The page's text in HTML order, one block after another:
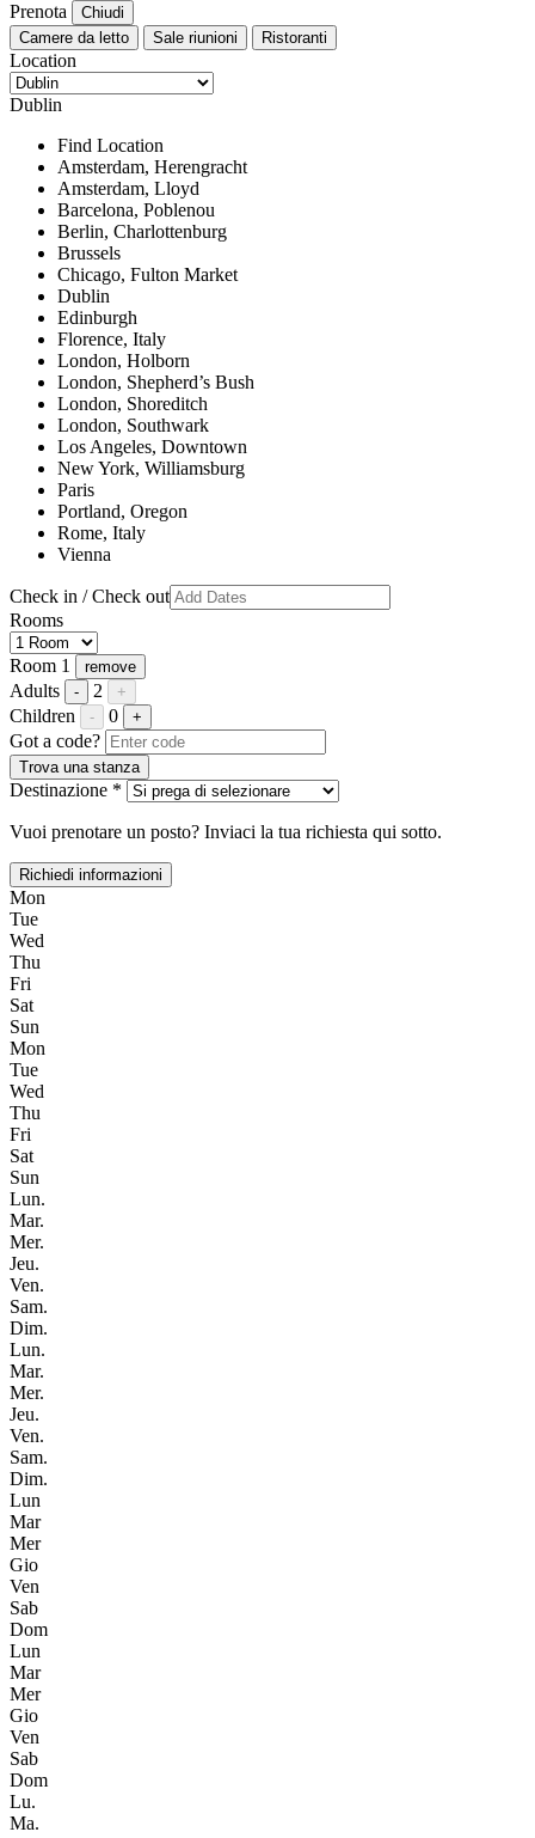
Prenota
Chiudi
Camere da letto
Sale riunioni Ristoranti
Location
Dublin
Find Location
Amsterdam, Herengracht
Amsterdam, Lloyd
Barcelona, Poblenou
Berlin, Charlottenburg
Brussels
Chicago, Fulton Market
Dublin
Edinburgh
Florence, Italy
London, Holborn
London, Shepherd’s Bush
London, Shoreditch
London, Southwark
Los Angeles, Downtown
New York, Williamsburg
Paris
Portland, Oregon
Rome, Italy
Vienna
Check in / Check out
Rooms
Room 1 remove
Adults - 2 +
Children - 0 +
Got a code?
Trova una stanza
Destinazione *
Vuoi prenotare un posto? Inviaci la tua richiesta qui sotto.
Richiedi informazioni
Mon
Tue
Wed
Thu
Fri
Sat
Sun
Mon
Tue
Wed
Thu
Fri
Sat
Sun
Lun.
Mar.
Mer.
Jeu.
Ven.
Sam.
Dim.
Lun.
Mar.
Mer.
Jeu.
Ven.
Sam.
Dim.
Lun
Mar
Mer
Gio
Ven
Sab
Dom
Lun
Mar
Mer
Gio
Ven
Sab
Dom
Lu.
Ma.